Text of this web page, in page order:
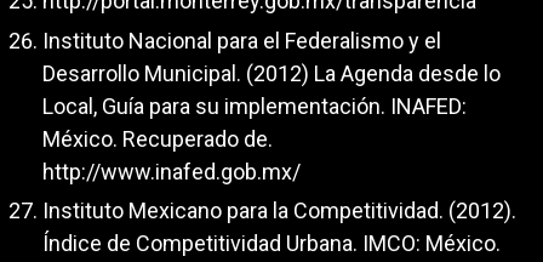
Instituto Nacional para el Federalismo y el
Desarrollo Municipal. (2012) La Agenda desde lo
Local, Guía para su implementación. INAFED:
México. Recuperado de.
http://www.inafed.gob.mx/
Instituto Mexicano para la Competitividad. (2012).
Índice de Competitividad Urbana. IMCO: México.